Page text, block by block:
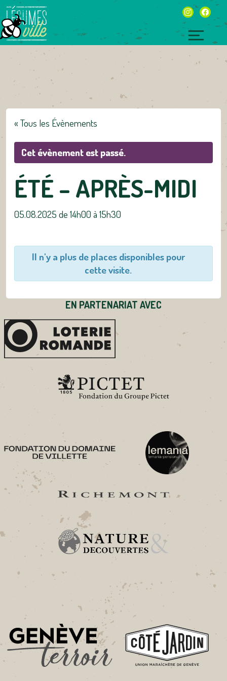
Skip
to
content
instagram
« Tous les Évènements
Cet évènement est passé.
ÉTÉ – APRÈS-MIDI
05.08.2025 de 14h00 à 15h30
Il n'y a plus de places disponibles pour
cette visite.
EN PARTENARIAT AVEC